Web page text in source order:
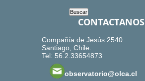
CONTACTANOS
Compañía de Jesús 2540
Santiago, Chile.
Tel: 56.2.33654873
observatorio@olca.cl